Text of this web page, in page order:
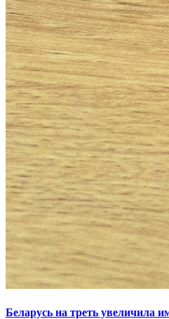
Беларусь на треть увеличила